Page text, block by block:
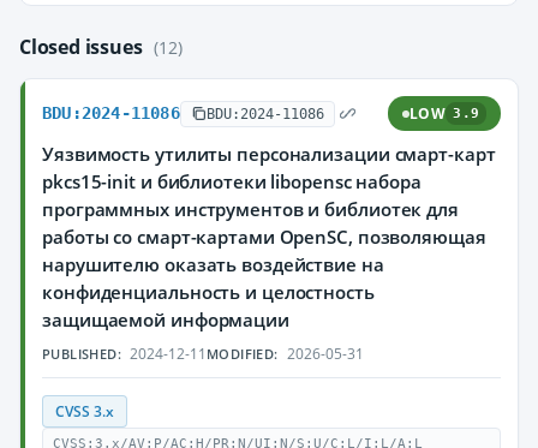
Closed issues (12)
BDU:2024-11086 BDU:2024-11086 LOW 3.9
Уязвимость утилиты персонализации смарт-карт
pkcs15-init и библиотеки libopensc набора
программных инструментов и библиотек для
работы со смарт-картами OpenSC, позволяющая
нарушителю оказать воздействие на
конфиденциальность и целостность
защищаемой информации
PUBLISHED: 2024-12-11 MODIFIED: 2026-05-31
CVSS 3.x
CVSS:3.x/AV:P/AC:H/PR:N/UI:N/S:U/C:L/I:L/A:L